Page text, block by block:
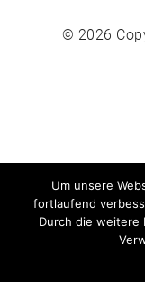
© 2026
Um unsere
fortlaufend
Durch die weitere